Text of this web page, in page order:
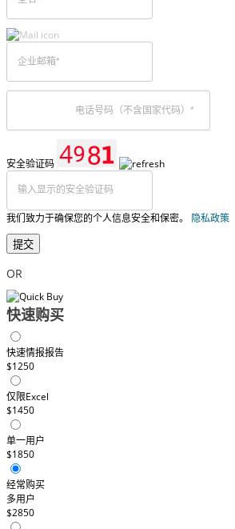
安全验证码
我们致力于确保您的个人信息安全和保密。 隐私政策
提交
OR
快速购买
快速情报报告
$1250
仅限Excel
$1450
单一用户
$1850
经常购买
多用户
$2850